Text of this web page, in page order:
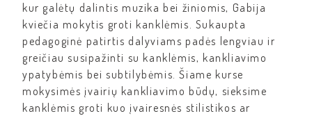
kur galėtų dalintis muzika bei žiniomis, Gabija
kviečia mokytis groti kanklėmis. Sukaupta
pedagoginė patirtis dalyviams padės lengviau ir
greičiau susipažinti su kanklėmis, kankliavimo
ypatybėmis bei subtilybėmis. Šiame kurse
mokysimės įvairių kankliavimo būdų, sieksime
kanklėmis groti kuo įvairesnės stilistikos ar